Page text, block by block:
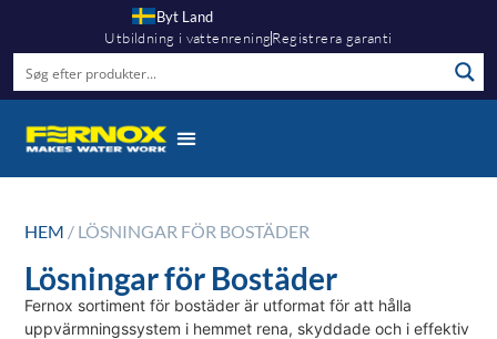
Byt Land
Utbildning i vattenreningRegistrera garanti
HEM / LÖSNINGAR FÖR BOSTÄDER
Lösningar för Bostäder
Fernox sortiment för bostäder är utformat för att hålla
uppvärmningssystem i hemmet rena, skyddade och i effektiv